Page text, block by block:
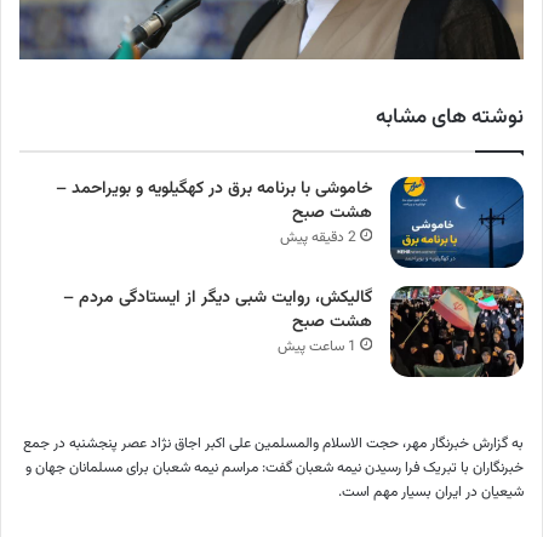
نوشته های مشابه
خاموشی با برنامه برق در کهگیلویه و بویراحمد –
هشت صبح
2 دقیقه پیش
گالیکش، روایت شبی دیگر از ایستادگی مردم –
هشت صبح
1 ساعت پیش
به گزارش خبرنگار مهر، حجت الاسلام والمسلمین علی اکبر اجاق نژاد عصر پنجشنبه در جمع
خبرنگاران با تبریک فرا رسیدن نیمه شعبان گفت: مراسم نیمه شعبان برای مسلمانان جهان و
شیعیان در ایران بسیار مهم است.